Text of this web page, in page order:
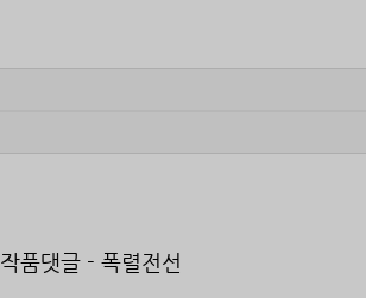
작품댓글 - 폭렬전선